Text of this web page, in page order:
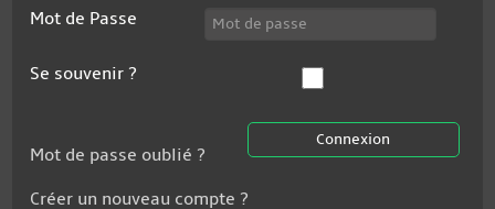
Mot de Passe
Se souvenir ?
Mot de passe oublié ?
Créer un nouveau compte ?